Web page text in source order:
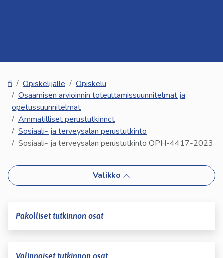
fi Opiskelijalle
Opiskelu
Osaamisen arvioinnin toteuttamissuunnitelmat ja
opetussuunnitelmat
Ammatilliset perustutkinnot
Sosiaali- ja terveysalan perustutkinto
Sosiaali- ja terveysalan perustutkinto OPH-4417-2023
Valikko
Pakolliset tutkinnon osat
Valinnaiset tutkinnon osat